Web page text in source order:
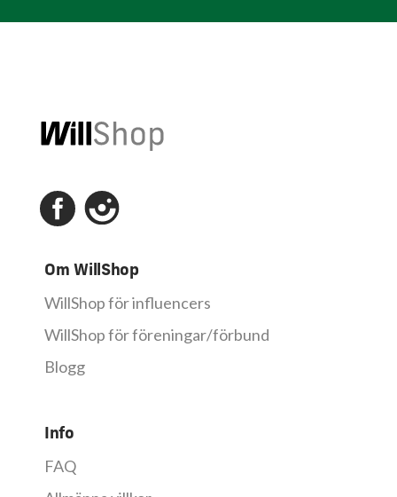
Om WillShop
WillShop för influencers
WillShop för föreningar/förbund
Blogg
Info
FAQ